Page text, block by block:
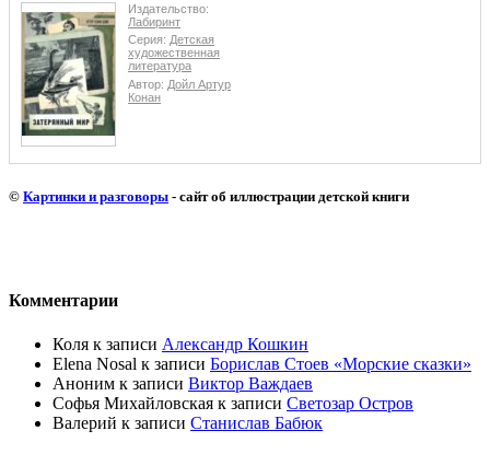
Издательство:
Лабиринт
Серия: Детская
художественная
литература
Автор: Дойл Артур
Конан
© Картинки и разговоры - сайт об иллюстрации детской книги
Комментарии
Коля к записи Александр Кошкин
Elena Nosal к записи Борислав Стоев «Морские сказки»
Аноним к записи Виктор Важдаев
Софья Михайловская к записи Светозар Остров
Валерий к записи Станислав Бабюк